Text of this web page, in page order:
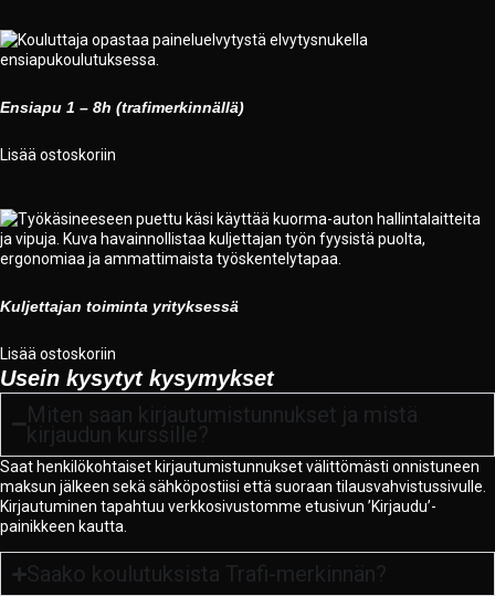
Ensiapu 1 – 8h (trafimerkinnällä)
Lisää ostoskoriin
Kuljettajan toiminta yrityksessä
Lisää ostoskoriin
Usein kysytyt kysymykset
Miten saan kirjautumistunnukset ja mistä
kirjaudun kurssille?
Saat henkilökohtaiset kirjautumistunnukset välittömästi onnistuneen
maksun jälkeen sekä sähköpostiisi että suoraan tilausvahvistussivulle.
Kirjautuminen tapahtuu verkkosivustomme etusivun ’Kirjaudu’-
painikkeen kautta.
Saako koulutuksista Trafi-merkinnän?